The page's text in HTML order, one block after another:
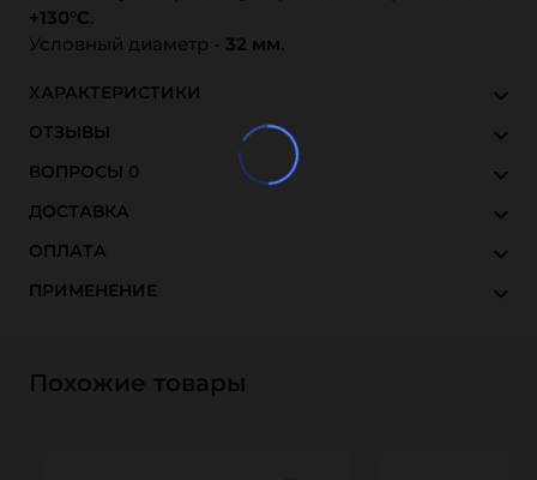
+130°C.
Условный диаметр - 32 мм.
ХАРАКТЕРИСТИКИ
ОТЗЫВЫ
ВОПРОСЫ 0
ДОСТАВКА
ОПЛАТА
ПРИМЕНЕНИЕ
Похожие товары